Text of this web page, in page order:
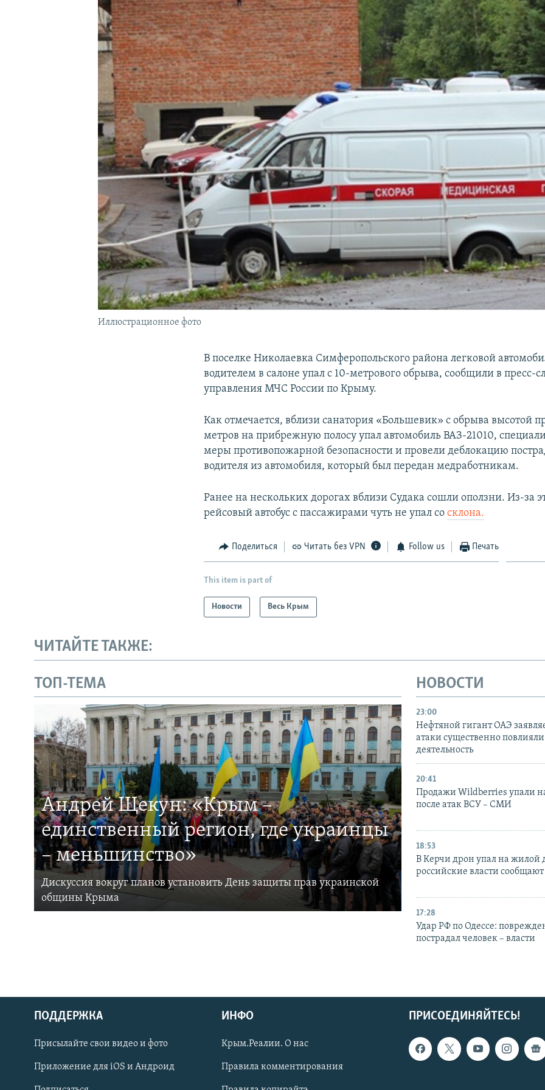
КРЫМ.НЕПОКОРЕННЫЙ
УКРАИНСКАЯ ПРОБЛЕМА КРЫМА
Українською
Qırımtatar
Иллюстрационное фото
В поселке Николаевка Симферопольского района легковой
водителем в салоне упал с 10-метрового обрыва, сообщили в пресс-
управления МЧС России по Крыму.
Как отмечается, вблизи санатория «Большевик» с обрыва высотой
метров на прибрежную полосу упал автомобиль ВАЗ-21010,
меры противопожарной безопасности и провели деблокацию
водителя из автомобиля, который был передан медработникам.
Ранее на нескольких дорогах вблизи Судака сошли оползни. Из-за
рейсовый автобус с пассажирами чуть не упал сосклона.
Поделиться Читать без VPN Follow us Печать
This item is part of
Новости Весь Крым
ЧИТАЙТЕ ТАКЖЕ:
ТОП-ТЕМА
Андрей Щекун: «Крым –
единственный регион, где украинцы
– меньшинство»
Дискуссия вокруг планов установить День защиты прав украинской
общины Крыма
НОВОСТИ
23:00
Нефтяной гигант ОАЭ
атаки существенно повлияли
деятельность
20:41
Продажи Wildberries упали
после атак ВСУ – СМИ
18:53
В Керчи дрон упал на жилой
российские власти
17:28
Удар РФ по Одессе:
пострадал человек – власти
ПРИСОЕДИНЯЙТЕСЬ!
ПОДДЕРЖКА
Присылайте свои видео и фото
Приложение для iOS и Андроид
ИНФО
Крым.Реалии. О нас
Правила комментирования